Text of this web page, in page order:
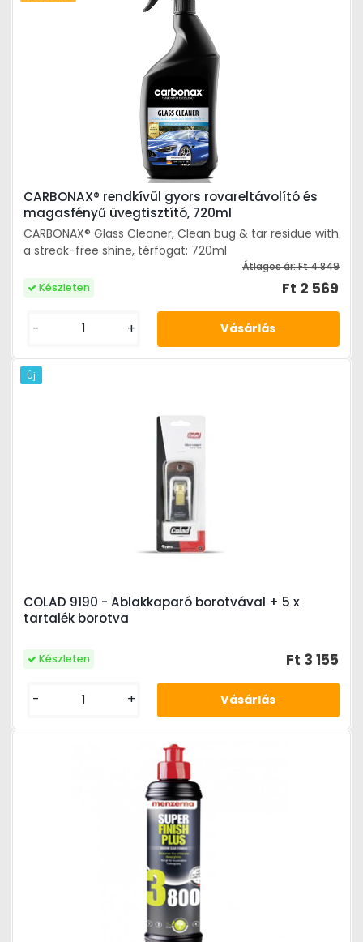
CARBONAX® rendkívül gyors rovareltávolító és
magasfényű üvegtisztító, 720ml
CARBONAX® Glass Cleaner, Clean bug & tar residue with
a streak-free shine, térfogat: 720ml
Átlagos ár:Ft 4 849
Ft 2 569
Készleten
- +
COLAD 9190 - Ablakkaparó borotvával + 5 x
tartalék borotva
Ft 3 155
Készleten
- +
Új